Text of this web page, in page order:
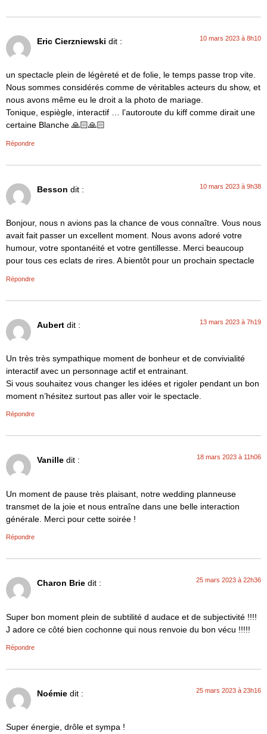
Eric Cierzniewski dit : 10 mars 2023 à 8h10
un spectacle plein de légèreté et de folie, le temps passe trop vite.
Nous sommes considérés comme de véritables acteurs du show, et
nous avons même eu le droit a la photo de mariage.
Tonique, espiègle, interactif … l’autoroute du kiff comme dirait une
certaine Blanche 🙏🏻🙏🏻
Répondre
Besson dit : 10 mars 2023 à 9h38
Bonjour, nous n avions pas la chance de vous connaître. Vous nous
avait fait passer un excellent moment. Nous avons adoré votre
humour, votre spontanéité et votre gentillesse. Merci beaucoup
pour tous ces eclats de rires. A bientôt pour un prochain spectacle
Répondre
Aubert dit : 13 mars 2023 à 7h19
Un très très sympathique moment de bonheur et de convivialité
interactif avec un personnage actif et entrainant.
Si vous souhaitez vous changer les idées et rigoler pendant un bon
moment n’hésitez surtout pas aller voir le spectacle.
Répondre
Vanille dit : 18 mars 2023 à 11h06
Un moment de pause très plaisant, notre wedding planneuse
transmet de la joie et nous entraîne dans une belle interaction
générale. Merci pour cette soirée !
Répondre
Charon Brie dit : 25 mars 2023 à 22h36
Super bon moment plein de subtilité d audace et de subjectivité !!!!
J adore ce côté bien cochonne qui nous renvoie du bon vécu !!!!!
Répondre
Noémie dit : 25 mars 2023 à 23h16
Super énergie, drôle et sympa !